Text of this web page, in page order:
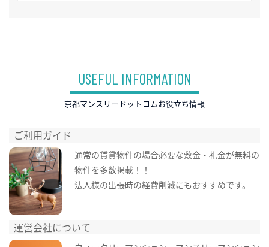
USEFUL INFORMATION
京都マンスリードットコムお役立ち情報
ご利用ガイド
通常の賃貸物件の場合必要な敷金・礼金が無料の
物件を多数掲載！！
法人様の出張時の経費削減にもおすすめです。
運営会社について